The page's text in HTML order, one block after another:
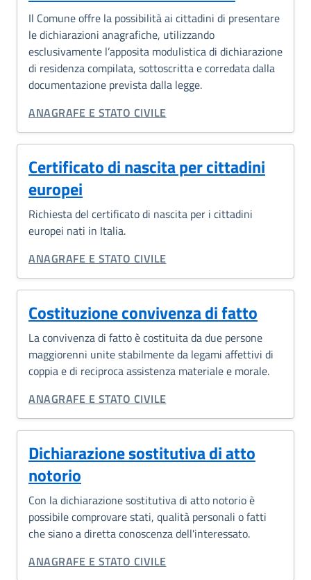
Il Comune offre la possibilità ai cittadini di presentare
le dichiarazioni anagrafiche, utilizzando
esclusivamente l’apposita modulistica di dichiarazione
di residenza compilata, sottoscritta e corredata dalla
documentazione prevista dalla legge.
CATEGORIA CORRELATA:
ANAGRAFE E STATO CIVILE
Certificato di nascita per cittadini
europei
Richiesta del certificato di nascita per i cittadini
europei nati in Italia.
CATEGORIA CORRELATA:
ANAGRAFE E STATO CIVILE
Costituzione convivenza di fatto
La convivenza di fatto è costituita da due persone
maggiorenni unite stabilmente da legami affettivi di
coppia e di reciproca assistenza materiale e morale.
CATEGORIA CORRELATA:
ANAGRAFE E STATO CIVILE
Dichiarazione sostitutiva di atto
notorio
Con la dichiarazione sostitutiva di atto notorio è
possibile comprovare stati, qualità personali o fatti
che siano a diretta conoscenza dell'interessato.
CATEGORIA CORRELATA:
ANAGRAFE E STATO CIVILE